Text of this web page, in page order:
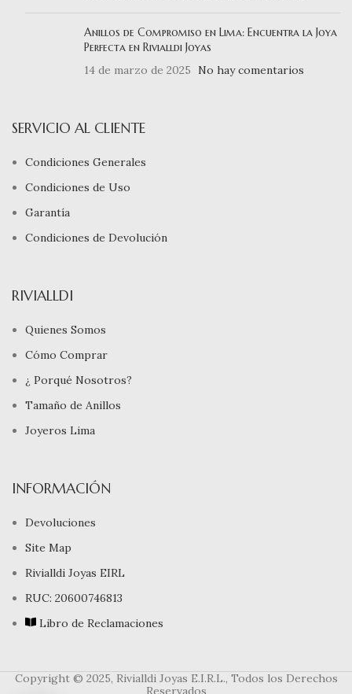
Anillos de Compromiso en Lima: Encuentra la Joya
Perfecta en Rivialldi Joyas
14 de marzo de 2025
No hay comentarios
SERVICIO AL CLIENTE
Condiciones Generales
Condiciones de Uso
Garantía
Condiciones de Devolución
RIVIALLDI
Quienes Somos
Cómo Comprar
¿ Porqué Nosotros?
Tamaño de Anillos
Joyeros Lima
INFORMACIÓN
Devoluciones
Site Map
Rivialldi Joyas EIRL
RUC: 20600746813
Libro de Reclamaciones
Copyright © 2025, Rivialldi Joyas E.I.R.L., Todos los Derechos
Reservados